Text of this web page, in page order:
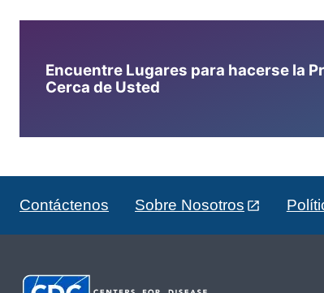
Encuentre Lugares para hacerse la
Cerca de Usted
Contáctenos Sobre Nosotros